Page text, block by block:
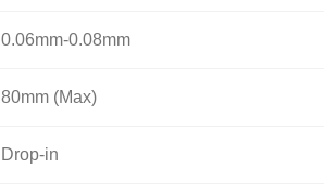
0.06mm-0.08mm
80mm (Max)
Drop-in